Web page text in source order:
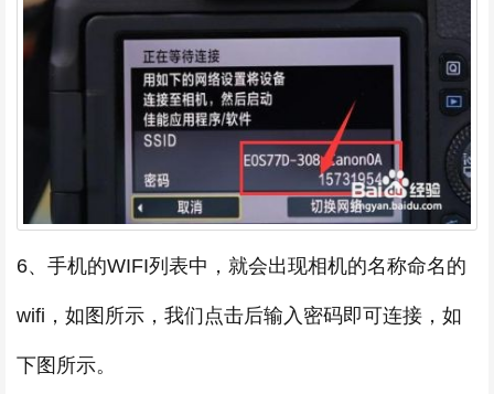
6、手机的WIFI列表中，就会出现相机的名称命名的
wifi，如图所示，我们点击后输入密码即可连接，如
下图所示。